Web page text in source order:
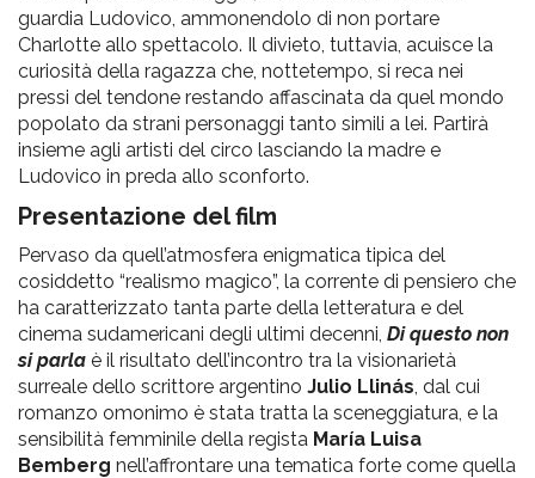
guardia Ludovico, ammonendolo di non portare
Charlotte allo spettacolo. Il divieto, tuttavia, acuisce la
curiosità della ragazza che, nottetempo, si reca nei
pressi del tendone restando affascinata da quel mondo
popolato da strani personaggi tanto simili a lei. Partirà
insieme agli artisti del circo lasciando la madre e
Ludovico in preda allo sconforto.
Presentazione del film
Pervaso da quell’atmosfera enigmatica tipica del
cosiddetto “realismo magico”, la corrente di pensiero che
ha caratterizzato tanta parte della letteratura e del
cinema sudamericani degli ultimi decenni, Di questo non
si parla è il risultato dell’incontro tra la visionarietà
surreale dello scrittore argentino Julio Llinás, dal cui
romanzo omonimo è stata tratta la sceneggiatura, e la
sensibilità femminile della regista María Luisa
Bemberg nell’affrontare una tematica forte come quella